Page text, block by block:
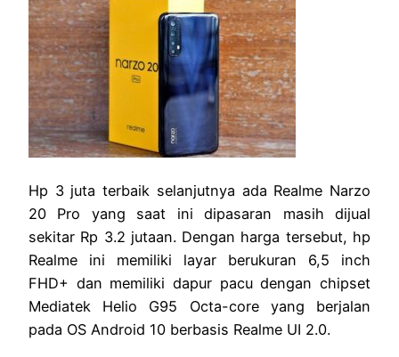
Hp 3 juta terbaik selanjutnya ada Realme Narzo
20 Pro yang saat ini dipasaran masih dijual
sekitar Rp 3.2 jutaan. Dengan harga tersebut, hp
Realme ini memiliki layar berukuran 6,5 inch
FHD+ dan memiliki dapur pacu dengan chipset
Mediatek Helio G95 Octa-core yang berjalan
pada OS Android 10 berbasis Realme UI 2.0.